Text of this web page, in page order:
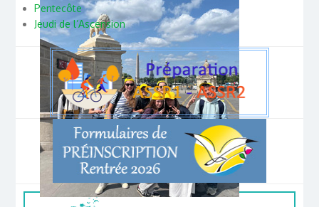
Pentecôte
Jeudi de l’Ascension